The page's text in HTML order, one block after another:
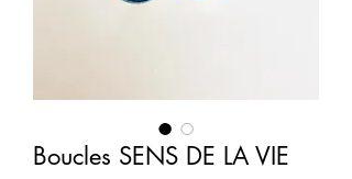
Boucles SENS DE LA VIE